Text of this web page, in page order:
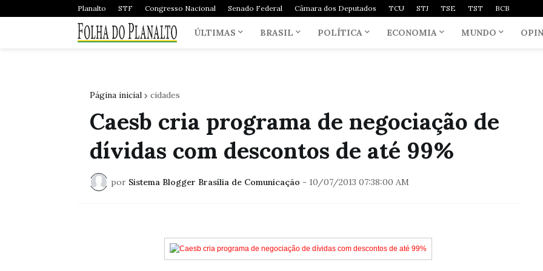
Planalto STF Congresso Nacional Senado Federal Câmara dos Deputados TCU STJ TSE TST BCB
ÚLTIMAS BRASIL POLÍTICA ECONOMIA MUNDO
Página inicial cidades
Caesb cria programa de negociação de
dívidas com descontos de até 99%
por Sistema Blogger Brasília de Comunicação - 10/07/2013 07:38:00 AM